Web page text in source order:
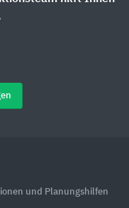
und Planungshilfen